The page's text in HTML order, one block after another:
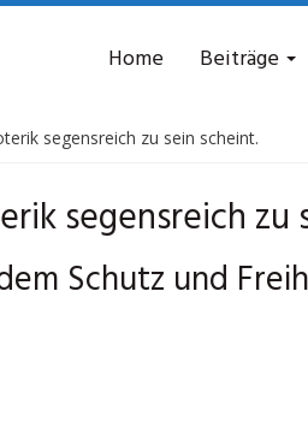
Home Beiträge
segensreich zu sein scheint.
segensreich zu
Schutz und